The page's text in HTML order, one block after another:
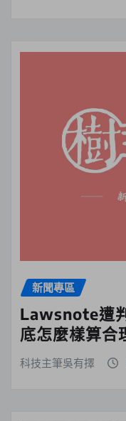
新聞專區
Lawsnote遭
底怎麼樣算合
科技主筆吳有擇